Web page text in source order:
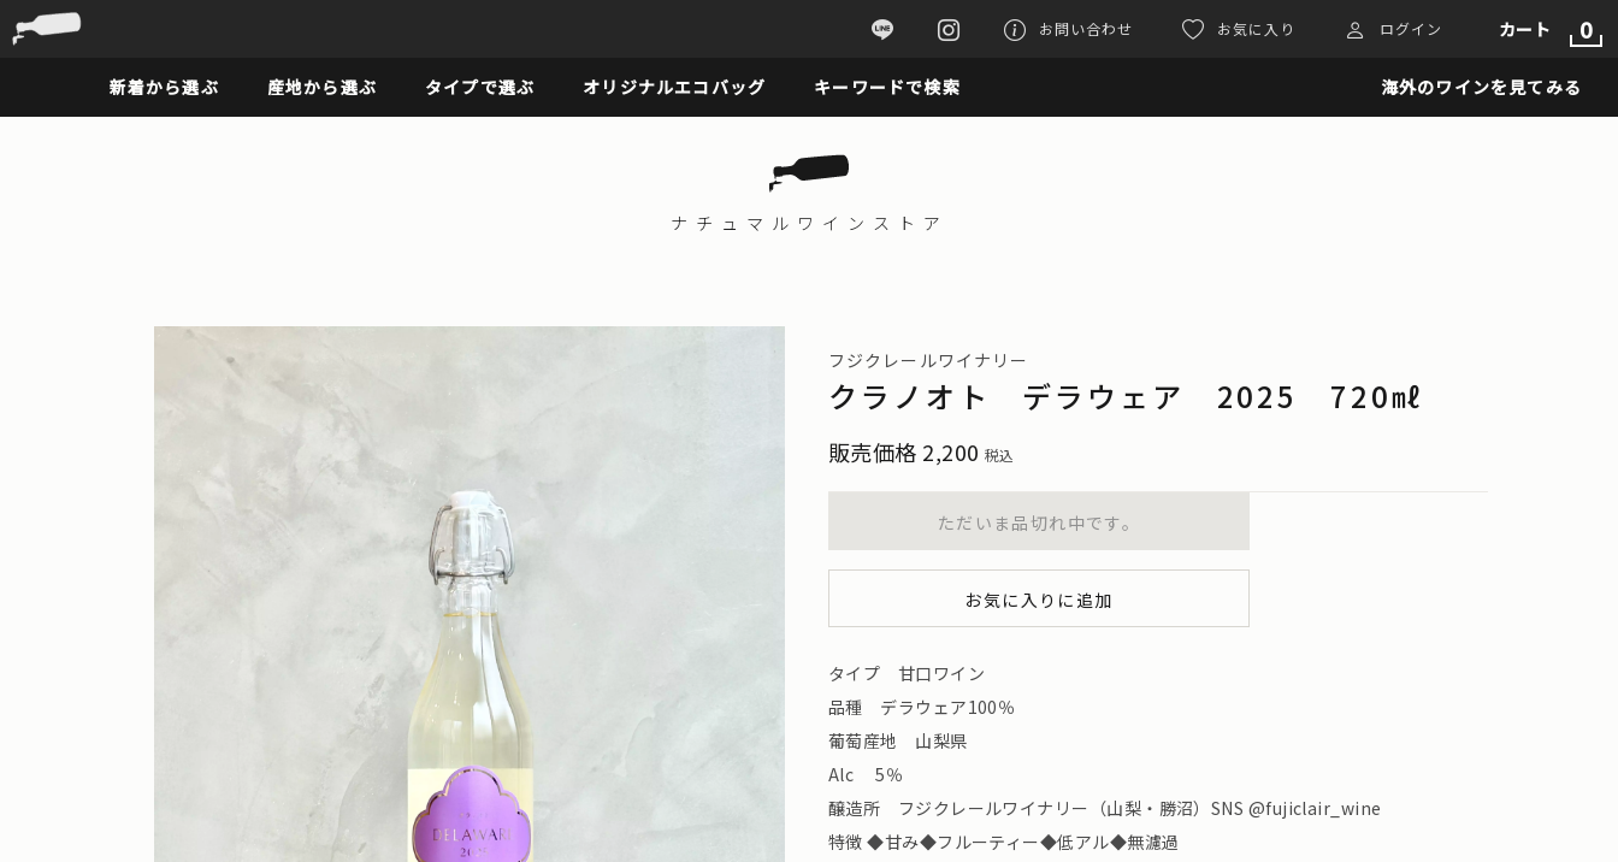
お問い合わせ お気に入り ログイン カート 0
新着から選ぶ 産地から選ぶ タイプで選ぶ オリジナルエコバッグ キーワードで検索 海外のワインを見てみる
ナチュマル ワインストア
フジクレールワイナリー
クラノオト デラウェア 2025 720㎖
販売価格 2,200 税込
ただいま品切れ中です。
お気に入りに追加
タイプ 甘口ワイン
品種 デラウェア100％
葡萄産地 山梨県
Alc 5％
醸造所 フジクレールワイナリー（山梨・勝沼）SNS @fujiclair_wine
特徴 ◆甘み◆フルーティー◆低アル◆無濾過